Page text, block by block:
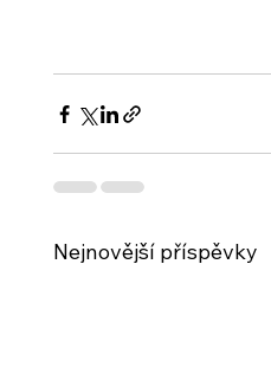
Nejnovější příspěvky